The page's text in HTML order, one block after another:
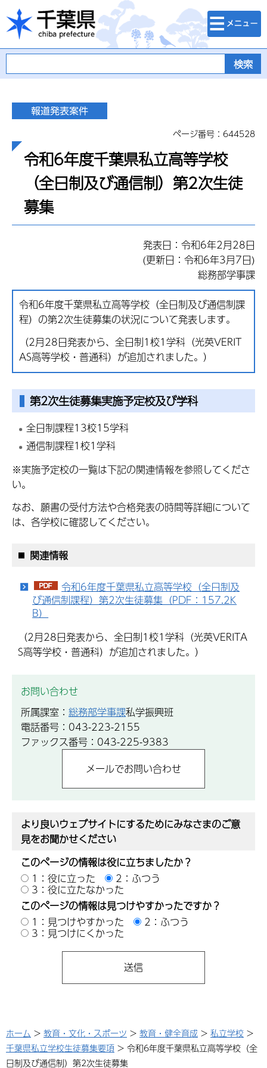
千葉県
検索・メニュ
ー
ページ番号：644528
令和6年度千葉県私立高等学校
（全日制及び通信制）第2次生徒
募集
発表日：令和6年2月28日
(更新日：令和6年3月7日)
総務部学事課
令和6年度千葉県私立高等学校（全日制及び通信制課
程）の第2次生徒募集の状況について発表します。
（2月28日発表から、全日制1校1学科（光英VERIT
AS高等学校・普通科）が追加されました。）
第2次生徒募集実施予定校及び学科
全日制課程13校15学科
通信制課程1校1学科
※実施予定校の一覧は下記の関連情報を参照してくださ
い。
なお、願書の受付方法や合格発表の時間等詳細について
は、各学校に確認してください。
関連情報
令和6年度千葉県私立高等学校（全日制及
び通信制課程）第2次生徒募集（PDF：157.2K
B）
（2月28日発表から、全日制1校1学科（光英VERITA
S高等学校・普通科）が追加されました。）
お問い合わせ
所属課室： 総務部学事課私学振興班
電話番号：043-223-2155
ファックス番号：043-225-9383
より良いウェブサイトにするためにみなさまのご意
見をお聞かせください
このページの情報は役に立ちましたか？
1：役に立った
2：ふつう
3：役に立たなかった
このページの情報は見つけやすかったですか？
1：見つけやすかった
2：ふつう
3：見つけにくかった
ホーム > 教育・文化・スポーツ > 教育・健全育成 > 私立学校 >
千葉県私立学校生徒募集要項 > 令和6年度千葉県私立高等学校（全
日制及び通信制）第2次生徒募集